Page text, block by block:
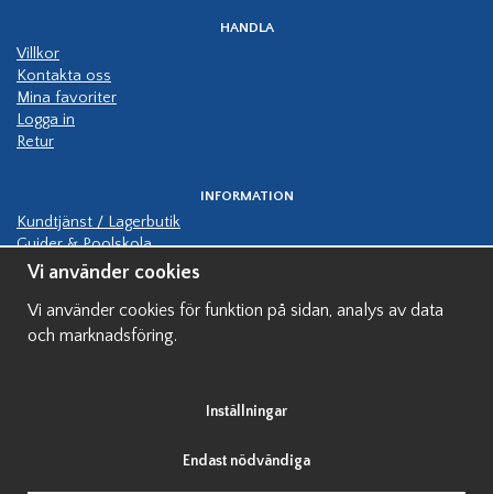
HANDLA
Villkor
Kontakta oss
Mina favoriter
Logga in
Retur
INFORMATION
Kundtjänst / Lagerbutik
Guider & Poolskola
Manualer
Hjälp bygga pool
Finansiering av pool
Vi använder cookies
Vi använder cookies för funktion på sidan, analys av data
och marknadsföring.
Inställningar
Endast nödvändiga